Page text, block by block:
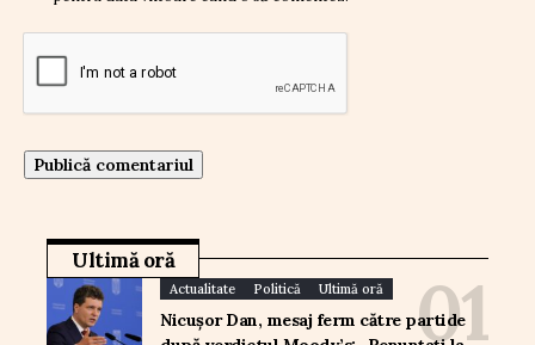
Ultimă oră
Actualitate Politică Ultimă oră
Nicușor Dan, mesaj ferm către partide